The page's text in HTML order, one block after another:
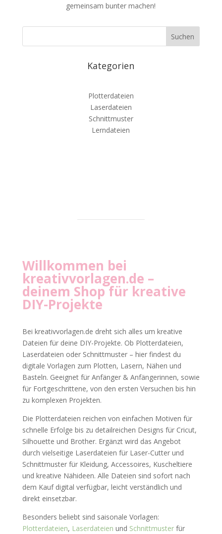
gemeinsam bunter machen!
Kategorien
Plotterdateien
Laserdateien
Schnittmuster
Lerndateien
Willkommen bei
kreativvorlagen.de –
deinem Shop für kreative
DIY-Projekte
Bei kreativvorlagen.de dreht sich alles um kreative
Dateien für deine DIY-Projekte. Ob Plotterdateien,
Laserdateien oder Schnittmuster – hier findest du
digitale Vorlagen zum Plotten, Lasern, Nähen und
Basteln. Geeignet für Anfänger & Anfängerinnen, sowie
für Fortgeschrittene, von den ersten Versuchen bis hin
zu komplexen Projekten.
Die Plotterdateien reichen von einfachen Motiven für
schnelle Erfolge bis zu detailreichen Designs für Cricut,
Silhouette und Brother. Ergänzt wird das Angebot
durch vielseitige Laserdateien für Laser-Cutter und
Schnittmuster für Kleidung, Accessoires, Kuscheltiere
und kreative Nähideen. Alle Dateien sind sofort nach
dem Kauf digital verfügbar, leicht verständlich und
direkt einsetzbar.
Besonders beliebt sind saisonale Vorlagen:
Plotterdateien, Laserdateien und Schnittmusterfür